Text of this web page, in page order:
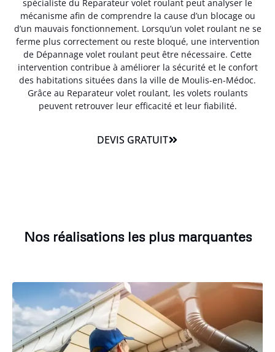
spécialiste du Reparateur volet roulant peut analyser le
mécanisme afin de comprendre la cause d’un blocage ou
d’un mauvais fonctionnement. Lorsqu’un volet roulant ne se
ferme plus correctement ou reste bloqué, une intervention
de Dépannage volet roulant peut être nécessaire. Cette
intervention contribue à améliorer la sécurité et le confort
des habitations situées dans la ville de Moulis-en-Médoc.
Grâce au Reparateur volet roulant, les volets roulants
peuvent retrouver leur efficacité et leur fiabilité.
DEVIS GRATUIT
Nos réalisations les plus marquantes